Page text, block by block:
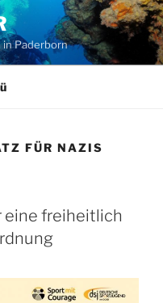
in Paderborn
FÜR NAZIS
eine freiheitlich